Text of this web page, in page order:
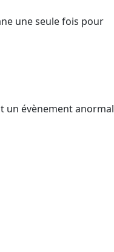
une seule fois pour
un évènement anormal